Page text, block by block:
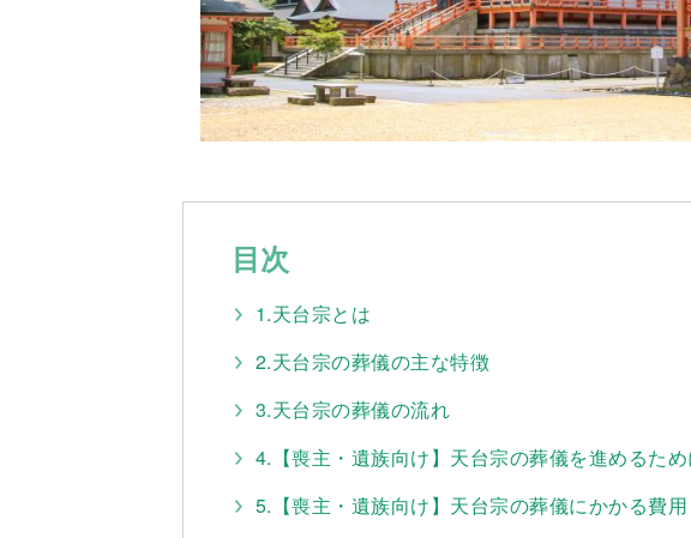
目次
1.天台宗とは
2.天台宗の葬儀の主な特徴
3.天台宗の葬儀の流れ
4.【喪主・遺族向け】天台宗の葬儀を進めるため
5.【喪主・遺族向け】天台宗の葬儀にかかる費用